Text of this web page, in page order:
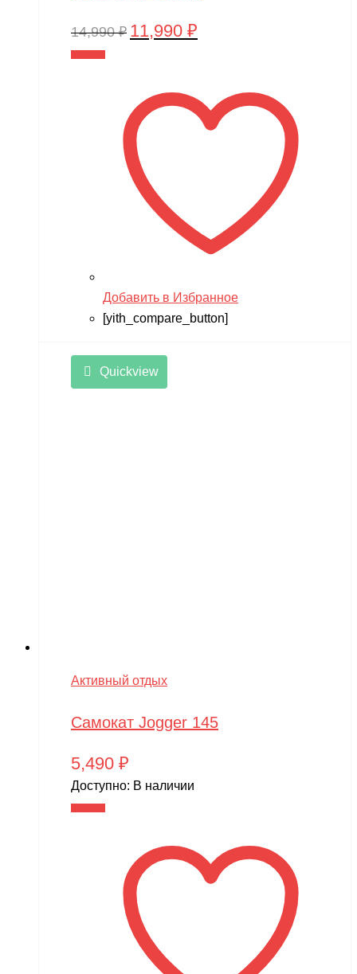
14,990₽ Первоначальная
14,990 ₽.
11,990 ₽
Добавить в Избранное
[yith_compare_button]
Quickview
Активный отдых
Самокат Jogger 145
5,490 ₽
Доступно: В наличии